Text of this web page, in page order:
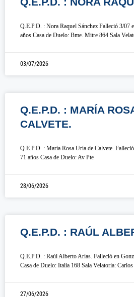
Q.E.P.D. : Nora Raquel Sánchez Falleció 3/07
años Casa de Duelo: Bme. Mitre 864 Sala
03/07/2026
Q.E.P.D. : MARÍA
CALVETE.
Q.E.P.D. : María Rosa Uría de Calvete.
71 años Casa de Duelo: Av Pte
28/06/2026
Q.E.P.D. : RAÚL
Q.E.P.D. : Raúl Alberto Arias. Falleció en
Casa de Duelo: Italia 168 Sala Velatoria:
27/06/2026